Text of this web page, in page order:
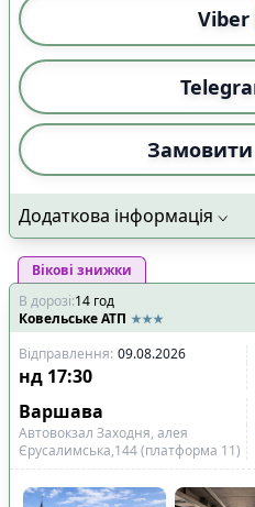
Viber
Додаткова інформація
Вікові знижки
В дорозі:14 год
Ковельське АТП
Відправлення: 09.08.2026
нд 17:30
Варшава
Автовокзал Заходня, алея
Єрусалимська,144 (платформа 11)